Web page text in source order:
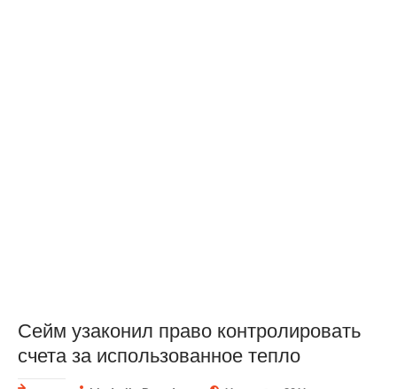
Сейм узаконил право контролировать
счета за использованное тепло